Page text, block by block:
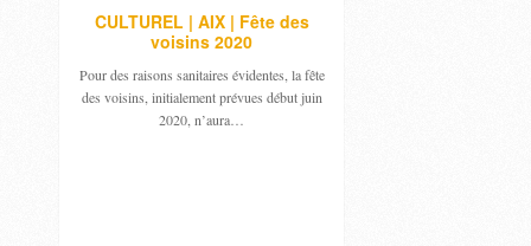
CULTUREL | AIX | Fête des
voisins 2020
Pour des raisons sanitaires évidentes, la fête
des voisins, initialement prévues début juin
2020, n’aura…